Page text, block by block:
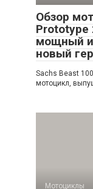
Обзор
Prototype
мощный и
новый
Sachs Beast
мотоцикл,
Мотоциклы